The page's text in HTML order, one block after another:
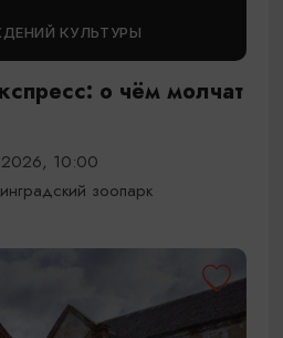
КУЛЬТУРЫ
о чём молчат
10:00
зоопарк